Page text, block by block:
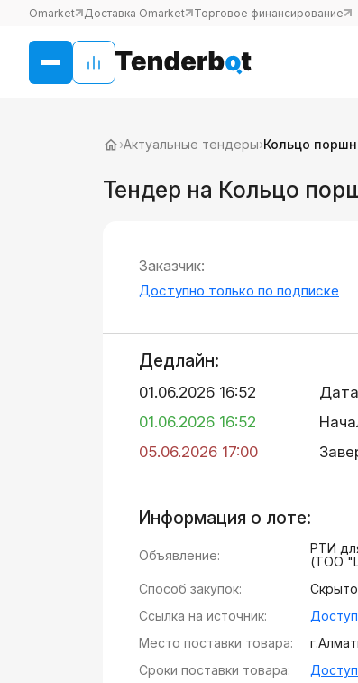
Omarket Доставка Omarket Торговое финансирование
›Актуальные тендеры›Кольцо
Тендер на Кольцо
Заказчик:
Доступно только по подписке
Дедлайн:
01.06.2026 16:52
01.06.2026 16:52
05.06.2026 17:00
Информация о лоте:
Объявление:
РТИ
(ТОО
Способ закупок:
Скрыто
Ссылка на источник:
Место поставки товара:
Сроки поставки товара: